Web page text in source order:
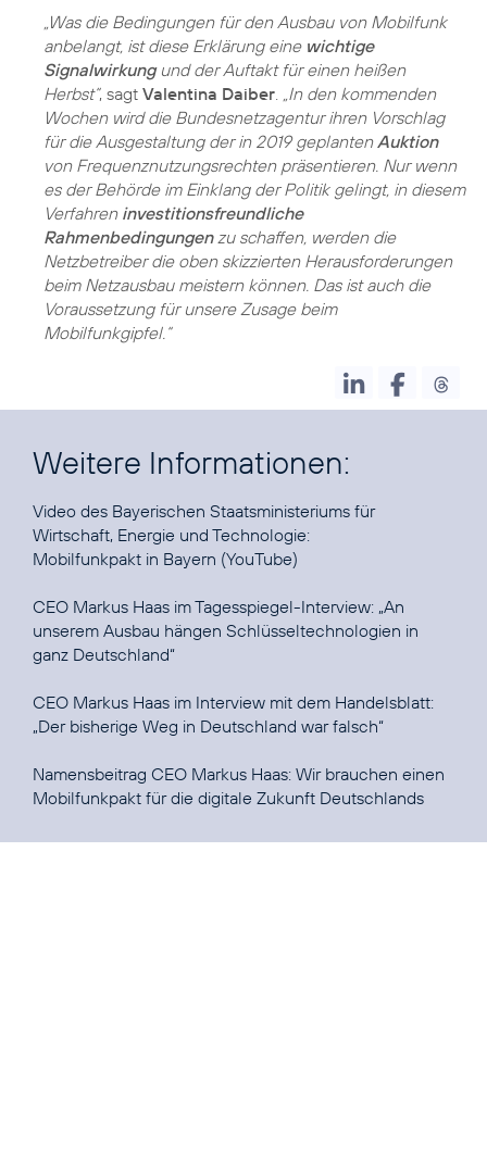
„Was die Bedingungen für den Ausbau von Mobilfunk
anbelangt, ist diese Erklärung eine wichtige
Signalwirkungund der Auftakt für einen heißen
Herbst“, sagt Valentina Daiber. „In den kommenden
Wochen wird die Bundesnetzagentur ihren Vorschlag
für die Ausgestaltung der in 2019 geplantenAuktion
von Frequenznutzungsrechten präsentieren. Nur wenn
es der Behörde im Einklang der Politik gelingt, in diesem
Verfahren investitionsfreundliche
Rahmenbedingungenzu schaffen, werden die
Netzbetreiber die oben skizzierten Herausforderungen
beim Netzausbau meistern können. Das ist auch die
Voraussetzung für unsere Zusage beim
Mobilfunkgipfel.“
Weitere Informationen:
Video des Bayerischen Staatsministeriums für
Mobilfunkpakt in Bayern (YouTube)
CEO Markus Haas im Tagesspiegel-Interview: „An
unserem Ausbau hängen Schlüsseltechnologien in
ganz Deutschland“
CEO Markus Haas im Interview mit dem Handelsblatt:
„Der bisherige Weg in Deutschland war falsch“
Namensbeitrag CEO Markus Haas: Wir brauchen einen
Mobilfunkpakt für die digitale Zukunft Deutschlands